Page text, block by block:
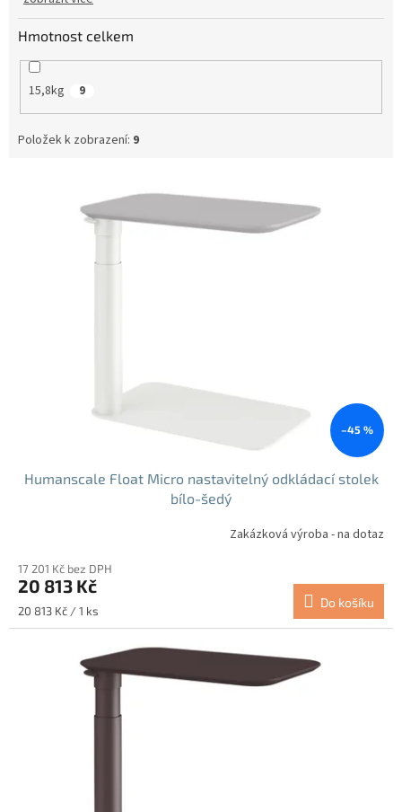
Hmotnost celkem
15,8kg 9
Položek k zobrazení: 9
–45 %
Humanscale Float Micro nastavitelný odkládací stolek
bílo-šedý
Zakázková výroba - na dotaz
17 201 Kč bez DPH
20 813 Kč
Měrná
cena:
20 813 Kč / 1 ks
Do košíku